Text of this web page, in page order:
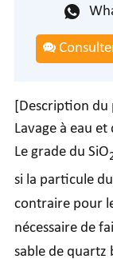
[Description du
Lavage à eau
Le grade du SiO
si la particule
contraire pour
nécessaire de
sable de